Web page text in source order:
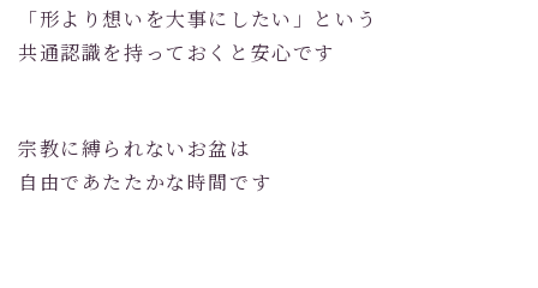
「形より想いを大事にしたい」という
共通認識を持っておくと安心です
宗教に縛られないお盆は
自由であたたかな時間です